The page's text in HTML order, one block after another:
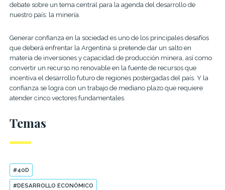
debate sobre un tema central para la agenda del desarrollo de
nuestro país: la minería.
Generar confianza en la sociedad es uno de los principales desafíos
que deberá enfrentar la Argentina si pretende dar un salto en
materia de inversiones y capacidad de producción minera, así como
convertir un recurso no renovable en la fuente de recursos que
incentiva el desarrollo futuro de regiones postergadas del país. Y la
confianza se logra con un trabajo de mediano plazo que requiere
atender cinco vectores fundamentales.
Temas
#40D
#DESARROLLO ECONÓMICO